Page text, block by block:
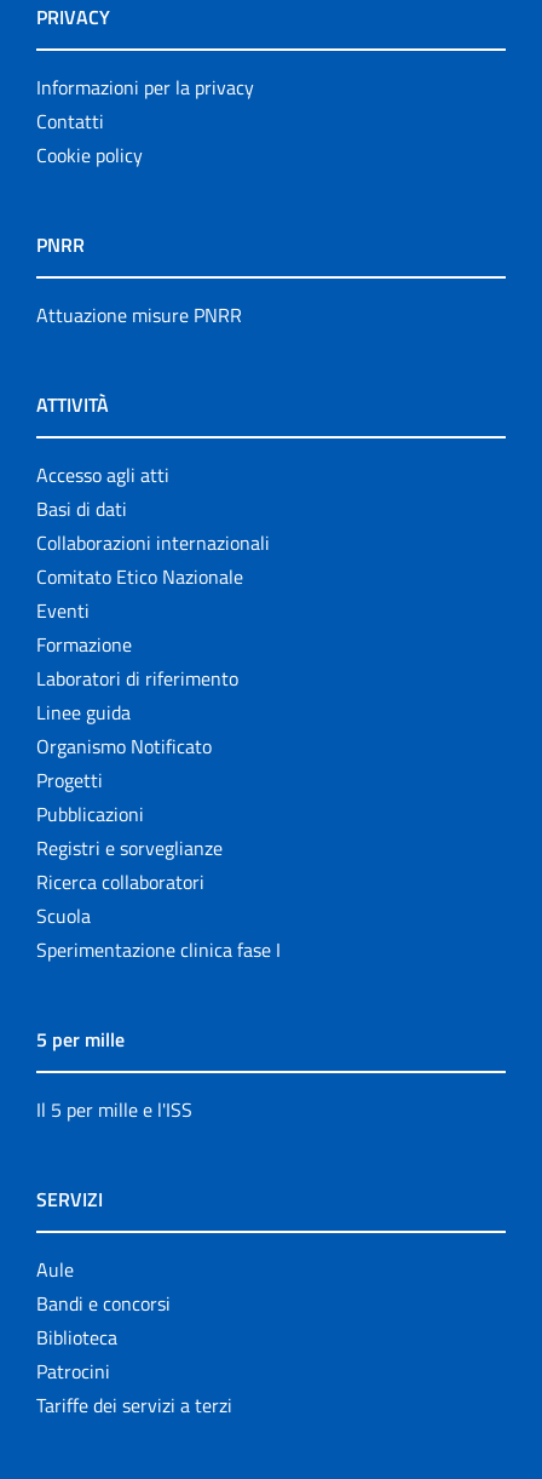
PRIVACY
Informazioni per la privacy
Contatti
Cookie policy
PNRR
Attuazione misure PNRR
ATTIVITÀ
Accesso agli atti
Basi di dati
Collaborazioni internazionali
Comitato Etico Nazionale
Eventi
Formazione
Laboratori di riferimento
Linee guida
Organismo Notificato
Progetti
Pubblicazioni
Registri e sorveglianze
Ricerca collaboratori
Scuola
Sperimentazione clinica fase I
5 per mille
Il 5 per mille e l'ISS
SERVIZI
Aule
Bandi e concorsi
Biblioteca
Patrocini
Tariffe dei servizi a terzi